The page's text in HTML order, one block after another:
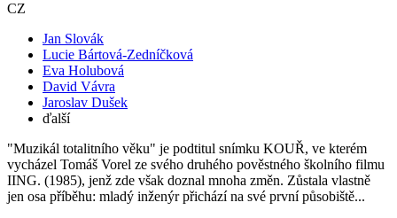
CZ
Jan Slovák
Lucie Bártová-Zedníčková
Eva Holubová
David Vávra
Jaroslav Dušek
ďalší
"Muzikál totalitního věku" je podtitul snímku KOUŘ, ve kterém
vycházel Tomáš Vorel ze svého druhého pověstného školního filmu
IING. (1985), jenž zde však doznal mnoha změn. Zůstala vlastně
jen osa příběhu: mladý inženýr přichází na své první působiště...